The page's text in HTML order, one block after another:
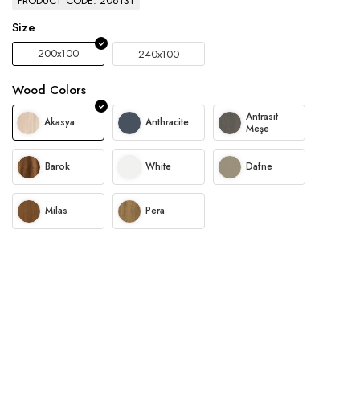
Size
200x100 240x100
Wood Colors
Akasya Anthracite
Antrasit
Meşe
Barok White Dafne
Milas Pera